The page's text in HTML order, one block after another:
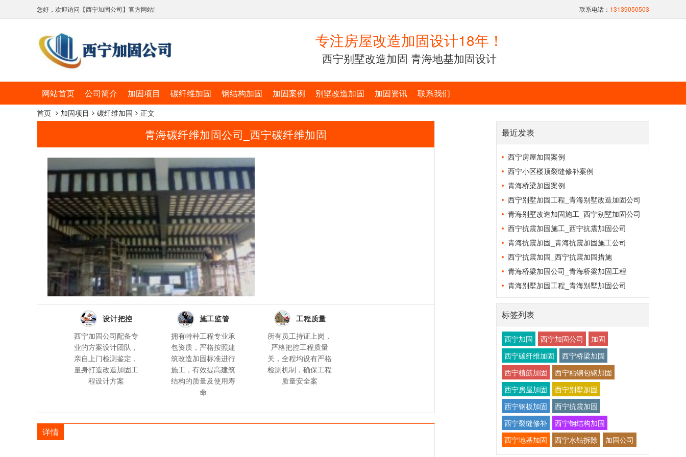
您好，欢迎访问【西宁加固公司】官方网站! 联系电话： 13139050503
专注房屋改造加固设计18年！
西宁别墅改造加固 青海地基加固设计
网站首页 公司简介 加固项目 碳纤维加固 钢结构加固 加固案例 别墅改造加固 加固资讯 联系我们
首页 加固项目 碳纤维加固 正文
青海碳纤维加固公司_西宁碳纤维加固
设计把控
西宁加固公司配备专
业的方案设计团队，
亲自上门检测鉴定，
量身打造改造加固工
程设计方案
施工监管
拥有特种工程专业承
包资质，严格按照建
筑改造加固标准进行
施工，有效提高建筑
结构的质量及使用寿
命
工程质量
所有员工持证上岗，
严格把控工程质量
关，全程均设有严格
检测机制，确保工程
质量安全案
详情
最近发表
西宁房屋加固案例
西宁小区楼顶裂缝修补案例
青海桥梁加固案例
西宁别墅加固工程_青海别墅改造加固公司
青海别墅改造加固施工_西宁别墅加固公司
西宁抗震加固施工_西宁抗震加固公司
青海抗震加固_青海抗震加固施工公司
西宁抗震加固_西宁抗震加固措施
青海桥梁加固公司_青海桥梁加固工程
青海别墅加固工程_青海别墅加固公司
标签列表
西宁加固 西宁加固公司
加固
西宁碳纤维加固
西宁桥梁加固
西宁植筋加固
西宁粘钢包钢加固
西宁房屋加固
西宁别墅加固
西宁钢板加固
西宁抗震加固
西宁裂缝修补
西宁钢结构加固
西宁地基加固
西宁水钻拆除 加固公司